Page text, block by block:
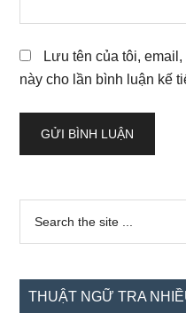
Lưu tên của tôi,
này cho lần bình luận kế
Sidebar
chính
...
THUẬT NGỮ TRA